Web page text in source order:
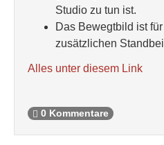
Studio zu tun ist.
Das Bewegtbild ist
zusätzlichen
Alles unter diesem Link
0 Kommentare